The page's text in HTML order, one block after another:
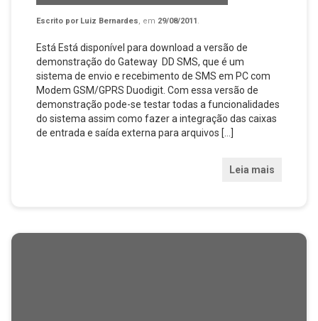
Escrito por Luiz Bernardes, em 29/08/2011 .
Está Está disponível para download a versão de
demonstração do Gateway DD SMS, que é um
sistema de envio e recebimento de SMS em PC com
Modem GSM/GPRS Duodigit. Com essa versão de
demonstração pode-se testar todas a funcionalidades
do sistema assim como fazer a integração das caixas
de entrada e saída externa para arquivos […]
Leia mais